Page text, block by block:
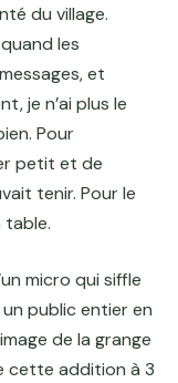
du village.
les
et
je n’ai plus le
Pour
petit et de
tenir. Pour le
table.
micro qui siffle
public entier en
de la grange
cette addition à 3